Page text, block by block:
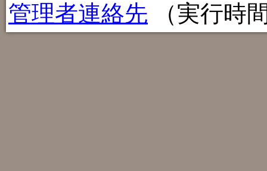
管理者連絡先 （実行時